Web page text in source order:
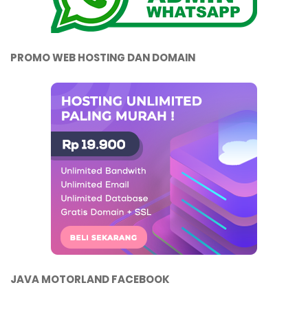
PROMO WEB HOSTING DAN DOMAIN
JAVA MOTORLAND FACEBOOK